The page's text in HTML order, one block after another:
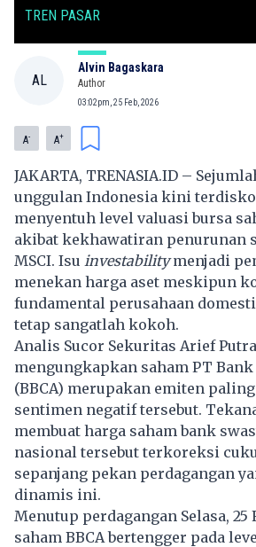
TREN PASAR
AL
Alvin Bagaskara
Author
03:02pm, 25 Feb, 2026
A- A+
JAKARTA, TRENASIA.ID –
unggulan Indonesia kini
menyentuh level valuasi bursa
akibat kekhawatiran penurunan
MSCI. Isu investabilitymenjadi
menekan harga aset meskipun
fundamental perusahaan
tetap sangatlah kokoh.
Analis Sucor Sekuritas Arief Putra
mengungkapkan saham PT
(BBCA) merupakan emiten
sentimen negatif tersebut.
membuat harga saham bank
nasional tersebut terkoreksi
sepanjang pekan perdagangan
dinamis ini.
Menutup perdagangan Selasa, 25
saham BBCA bertengger pada